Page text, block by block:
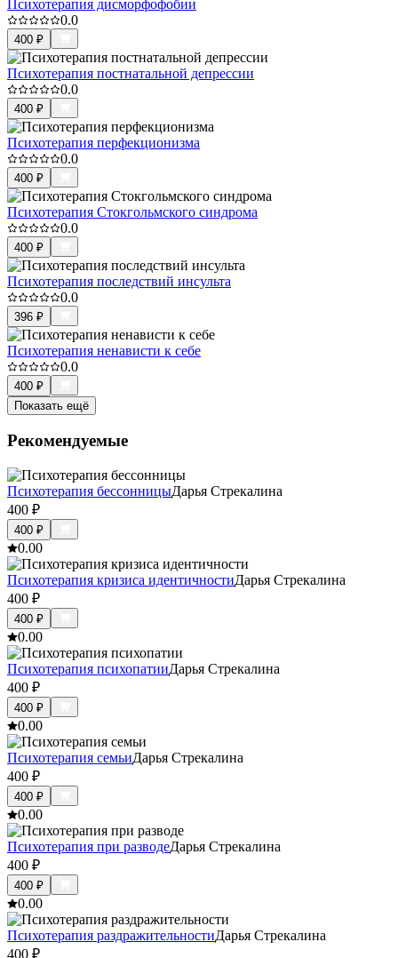
Психотерапия дисморфофобии
0.0
400 ₽
Психотерапия постнатальной депрессии
0.0
400 ₽
Психотерапия перфекционизма
0.0
400 ₽
Психотерапия Стокгольмского синдрома
0.0
400 ₽
Психотерапия последствий инсульта
0.0
396 ₽
Психотерапия ненависти к себе
0.0
400 ₽
Показать ещё
Рекомендуемые
Психотерапия бессонницыДарья Стрекалина
400 ₽
400 ₽
0.00
Психотерапия кризиса идентичностиДарья Стрекалина
400 ₽
400 ₽
0.00
Психотерапия психопатииДарья Стрекалина
400 ₽
400 ₽
0.00
Психотерапия семьиДарья Стрекалина
400 ₽
400 ₽
0.00
Психотерапия при разводеДарья Стрекалина
400 ₽
400 ₽
0.00
Психотерапия раздражительностиДарья Стрекалина
400 ₽